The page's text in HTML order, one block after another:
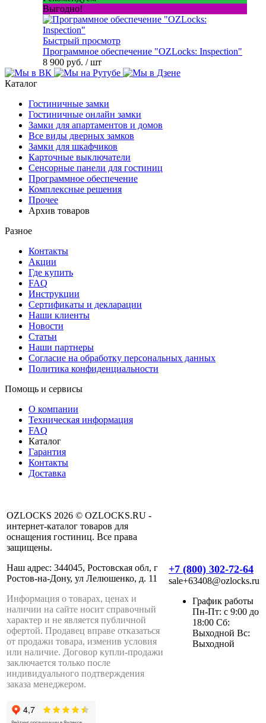
Выгодно!
Быстрый просмотр
Программное обеспечение "OZLocks: Inspection"
8 900 руб. / шт
Каталог
Гостиничные замки
Гостиничные онлайн замки
Замки для апартаментов и домов
Все виды дверных замков
Замки для шкафчиков
Карточные выключатели
Сенсорные панели для гостиниц
Программное обеспечение
Комплексные решения
Прочее
Архив товаров
Разное
Контакты
Акции
Где купить
FAQ
Инструкции
Сертификаты и декларации
Наши клиенты
Новости
Статьи
Наши партнеры
Согласие на обработку персональных данных
Политика конфиденциальности
Помощь и сервисы
О компании
Техническая информация
FAQ
Каталог
Гарантия
Контакты
Доставка
OZLOCKS 2026 © OZLOCKS.RU -
интернет-каталог товаров для
оснащения гостиниц. Все права
защищены.
Наш адрес: 344045, Ростовская обл, г
Ростов-на-Дону, ул Лелюшенко, д. 11
Информация о товарах, ценах и
наличии на сайте носит справочный
характер и не является публичной
офертой. Продавец вправе отказаться
от продажи товара, изменив условия
или наличие. Договор купли-продажи
заключается только после
индивидуального подтверждения
заказа менеджером.
+7 (800) 302-72-64
sale+63408@ozlocks.ru
График работы
Пн-Пт: с 9:00 до
18:00 Сб:
Выходной Вс:
Выходной